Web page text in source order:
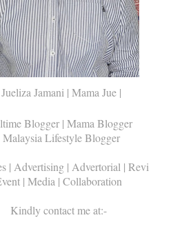
Jamani | Mama Jue |
Blogger | Mama Blogger
Malaysia Lifestyle Blogger
| Advertising | Advertorial | Review |
| Media | Collaboration
Kindly contact me at:-